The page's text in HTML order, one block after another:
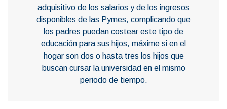
adquisitivo de los salarios y de los ingresos
disponibles de las Pymes, complicando que
los padres puedan costear este tipo de
educación para sus hijos, máxime si en el
hogar son dos o hasta tres los hijos que
buscan cursar la universidad en el mismo
periodo de tiempo.